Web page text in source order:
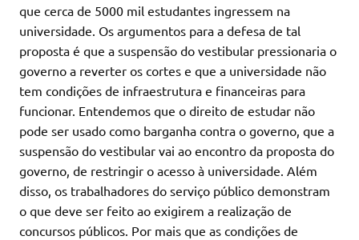
que cerca de 5000 mil estudantes ingressem na
universidade. Os argumentos para a defesa de tal
proposta é que a suspensão do vestibular pressionaria o
governo a reverter os cortes e que a universidade não
tem condições de infraestrutura e financeiras para
funcionar. Entendemos que o direito de estudar não
pode ser usado como barganha contra o governo, que a
suspensão do vestibular vai ao encontro da proposta do
governo, de restringir o acesso à universidade. Além
disso, os trabalhadores do serviço público demonstram
o que deve ser feito ao exigirem a realização de
concursos públicos. Por mais que as condições de